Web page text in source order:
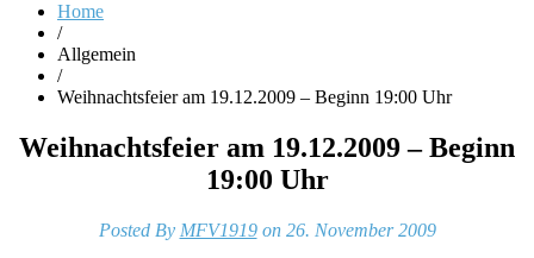
Home
/
Allgemein
/
Weihnachtsfeier am 19.12.2009 – Beginn 19:00 Uhr
Weihnachtsfeier am 19.12.2009 – Beginn
19:00 Uhr
Posted By MFV1919on 26. November 2009